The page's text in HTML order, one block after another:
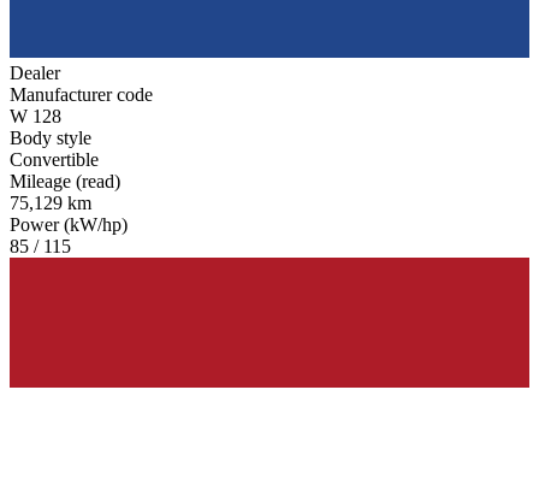
Dealer
Manufacturer code
W 128
Body style
Convertible
Mileage (read)
75,129 km
Power (kW/hp)
85 / 115